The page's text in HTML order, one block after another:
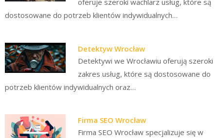
oferuje szeroki wachlarz usług, które są
dostosowane do potrzeb klientów indywidualnych…
Detektyw Wrocław
Detektywi we Wrocławiu oferują szeroki
zakres usług, które są dostosowane do
potrzeb klientów indywidualnych oraz…
Firma SEO Wrocław
Firma SEO Wrocław specjalizuje się w